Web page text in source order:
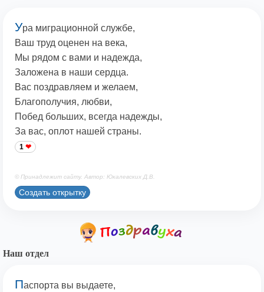
Ура миграционной службе,
Ваш труд оценен на века,
Мы рядом с вами и надежда,
Заложена в наши сердца.
Вас поздравляем и желаем,
Благополучия, любви,
Побед больших, всегда надежды,
За вас, оплот нашей страны.
1
© Принадлежит сайту. Автор: Юкалевских Д.В.
Создать открытку
Наш отдел
Паспорта вы выдаете,